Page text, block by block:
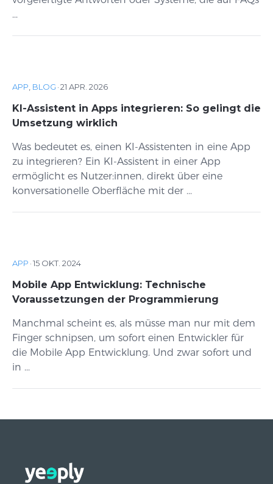
...
APP, BLOG ·21 APR. 2026
KI-Assistent in Apps integrieren: So gelingt die
Umsetzung wirklich
Was bedeutet es, einen KI-Assistenten in eine App
zu integrieren? Ein KI-Assistent in einer App
ermöglicht es Nutzer:innen, direkt über eine
konversationelle Oberfläche mit der ...
APP ·15 OKT. 2024
Mobile App Entwicklung: Technische
Voraussetzungen der Programmierung
Manchmal scheint es, als müsse man nur mit dem
Finger schnipsen, um sofort einen Entwickler für
die Mobile App Entwicklung. Und zwar sofort und
in ...